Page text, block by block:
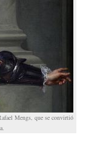
Mengs, que se convirtió